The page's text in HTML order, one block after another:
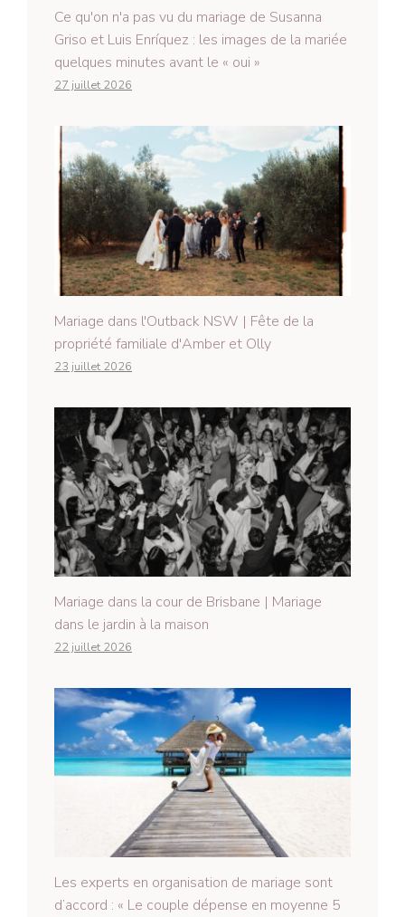
Ce qu'on n'a pas vu du mariage de Susanna
Griso et Luis Enríquez : les images de la mariée
quelques minutes avant le « oui »
27 juillet 2026
Mariage dans l'Outback NSW | Fête de la
propriété familiale d'Amber et Olly
23 juillet 2026
Mariage dans la cour de Brisbane | Mariage
dans le jardin à la maison
22 juillet 2026
Les experts en organisation de mariage sont
d’accord : « Le couple dépense en moyenne 5